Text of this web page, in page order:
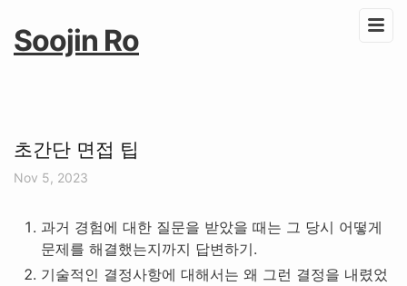
Soojin Ro
초간단 면접 팁
Nov 5, 2023
과거 경험에 대한 질문을 받았을 때는 그 당시 어떻게
문제를 해결했는지까지 답변하기.
기술적인 결정사항에 대해서는 왜 그런 결정을 내렸었